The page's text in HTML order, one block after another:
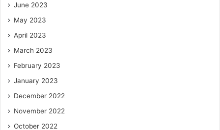
June 2023
May 2023
April 2023
March 2023
February 2023
January 2023
December 2022
November 2022
October 2022